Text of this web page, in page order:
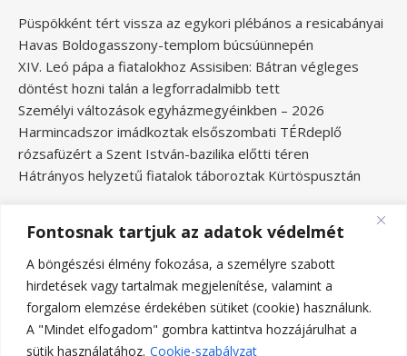
Fontosnak tartjuk az adatok védelmét
A böngészési élmény fokozása, a személyre szabott
hirdetések vagy tartalmak megjelenítése, valamint a
forgalom elemzése érdekében sütiket (cookie) használunk.
A "Mindet elfogadom" gombra kattintva hozzájárulhat a
sütik használatához. Cookie-szabályzat
Püspökként tért vissza az egykori plébános a resicabányai
Havas Boldogasszony-templom búcsúünnepén
XIV. Leó pápa a fiatalokhoz Assisiben: Bátran végleges
döntést hozni talán a legforradalmibb tett
Személyi változások egyházmegyéinkben – 2026
Harmincadszor imádkoztak elsőszombati TÉRdeplő
rózsafüzért a Szent István-bazilika előtti téren
Hátrányos helyzetű fiatalok táboroztak Kürtöspusztán